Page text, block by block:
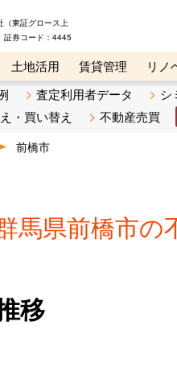
（東証グロース上
券コード：4445
土地活用 賃貸管理 リノ
座 リビンマガジンBiz 不
査定利用者データ
シ
・買い替え 不動産売買
前橋市
馬県前橋市の
移